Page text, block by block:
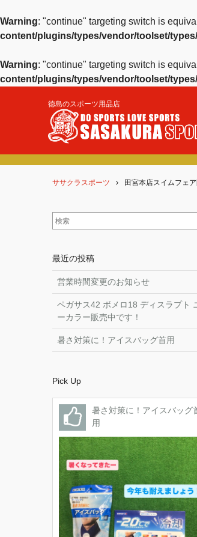
Warning: "continue" targeting switch is
content/plugins/types/vendor/toolset/
Warning: "continue" targeting switch is
content/plugins/types/vendor/toolset/
徳島のスポーツ用品店
ササクラスポーツ 田宮本店スイムフェア
最近の投稿
営業時間変更のお知らせ
ペガサス42 ボメロ18 ディスラプト
ーカラー販売中です！
暑さ対策に！アイスバッグ首用
Pick Up
暑さ対策に！アイスバッグ
用